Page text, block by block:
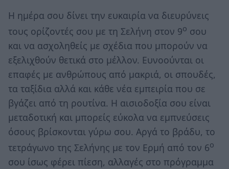
Η ημέρα σου δίνει την ευκαιρία να διευρύνεις
τους ορίζοντές σου με τη Σελήνη στον 9ο σου
και να ασχοληθείς με σχέδια που μπορούν να
εξελιχθούν θετικά στο μέλλον. Ευνοούνται οι
επαφές με ανθρώπους από μακριά, οι σπουδές,
τα ταξίδια αλλά και κάθε νέα εμπειρία που σε
βγάζει από τη ρουτίνα. Η αισιοδοξία σου είναι
μεταδοτική και μπορείς εύκολα να εμπνεύσεις
όσους βρίσκονται γύρω σου. Αργά το βράδυ, το
τετράγωνο της Σελήνης με τον Ερμή από τον 6ο
σου ίσως φέρει πίεση, αλλαγές στο πρόγραμμα